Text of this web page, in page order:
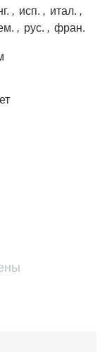
, исп. , итал. ,
, рус. , фран.